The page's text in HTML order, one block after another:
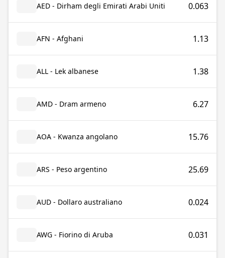
AED - Dirham degli Emirati Arabi Uniti 0.063
AFN - Afghani 1.13
ALL - Lek albanese 1.38
AMD - Dram armeno 6.27
AOA - Kwanza angolano 15.76
ARS - Peso argentino 25.69
AUD - Dollaro australiano 0.024
AWG - Fiorino di Aruba 0.031